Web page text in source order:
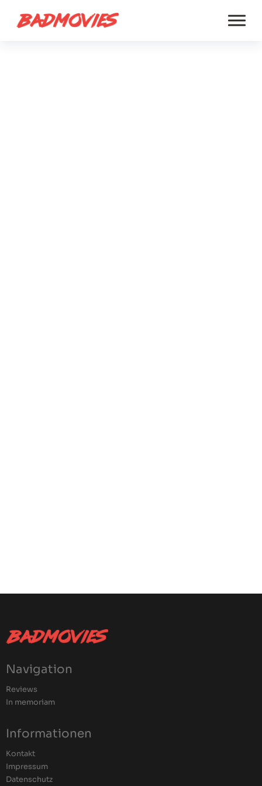
Navigation
Reviews
In memoriam
Informationen
Kontakt
Impressum
Datenschutz